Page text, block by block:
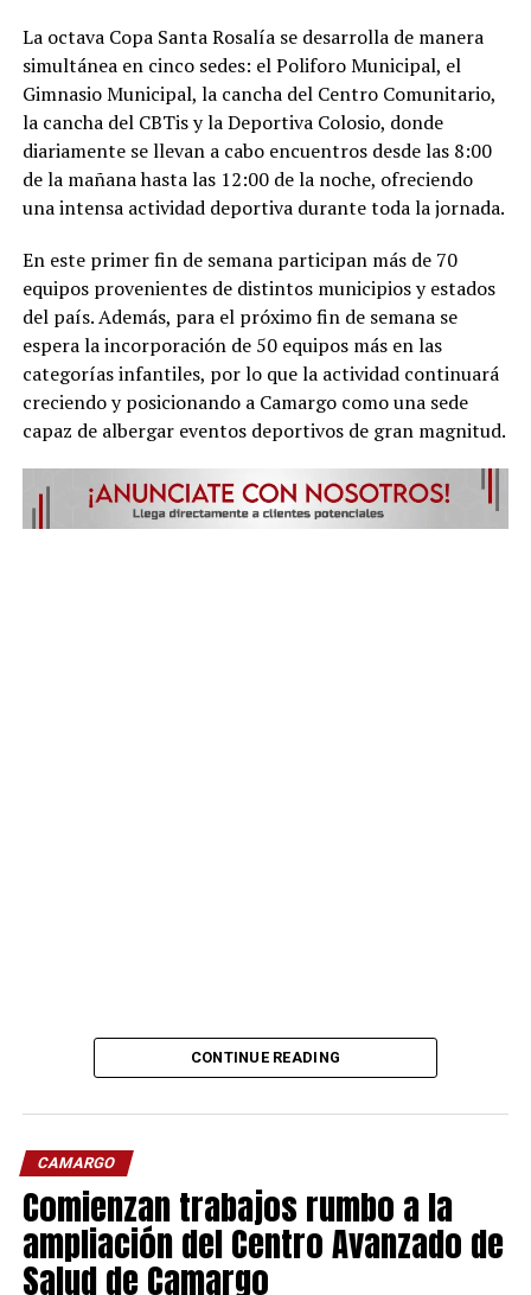
La octava Copa Santa Rosalía se desarrolla de manera
simultánea en cinco sedes: el Poliforo Municipal, el
Gimnasio Municipal, la cancha del Centro Comunitario,
la cancha del CBTis y la Deportiva Colosio, donde
diariamente se llevan a cabo encuentros desde las 8:00
de la mañana hasta las 12:00 de la noche, ofreciendo
una intensa actividad deportiva durante toda la jornada.
En este primer fin de semana participan más de 70
equipos provenientes de distintos municipios y estados
del país. Además, para el próximo fin de semana se
espera la incorporación de 50 equipos más en las
categorías infantiles, por lo que la actividad continuará
creciendo y posicionando a Camargo como una sede
capaz de albergar eventos deportivos de gran magnitud.
CONTINUE READING
CAMARGO
Comienzan trabajos rumbo a la
ampliación del Centro Avanzado de
Salud de Camargo